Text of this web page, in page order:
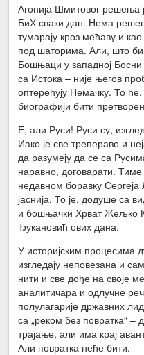
Агонија Шмитовог решења
БиХ сваки дан. Нема
тумарају кроз мећаву и
под шаторима. Али, што
Бошњаци у западној
са Истока – није његов
оптерећују Немачку. То
биографији бити
Е, али Руси! Руси су,
Иако је све трепераво и
да разумеју да се са
наравно, договарати.
недавном боравку
јаснија. То је, додуше са
и бошњачки Хрват Жељко
Ђукановић ових дана.
У историјским процесима
изгледају неповезана и
нити и све дође на своје
аналитичара и одлучне
полулагарије државних
са „реком без повратка“
трајање, али има крај
Али повратка неће бити.